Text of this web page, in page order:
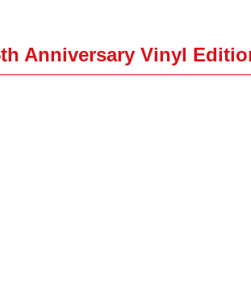
Anniversary Vinyl